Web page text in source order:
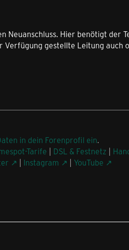
Neuanschluss. Hier benötigt der
Verfügung gestellte Leitung auch
in dein Forenprofil ein.
Tarife | DSL & Festnetz |
| Instagram | YouTube